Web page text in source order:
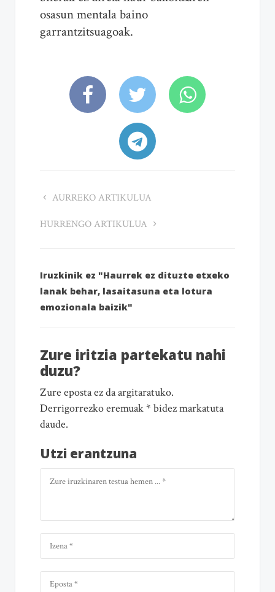
osasun mentala baino
garrantzitsuagoak.
AURREKO ARTIKULUA
HURRENGO ARTIKULUA
Iruzkinik ez "Haurrek ez dituzte etxeko
lanak behar, lasaitasuna eta lotura
emozionala baizik"
Zure iritzia partekatu nahi
duzu?
Zure eposta ez da argitaratuko.
Derrigorrezko eremuak * bidez markatuta
daude.
Utzi erantzuna